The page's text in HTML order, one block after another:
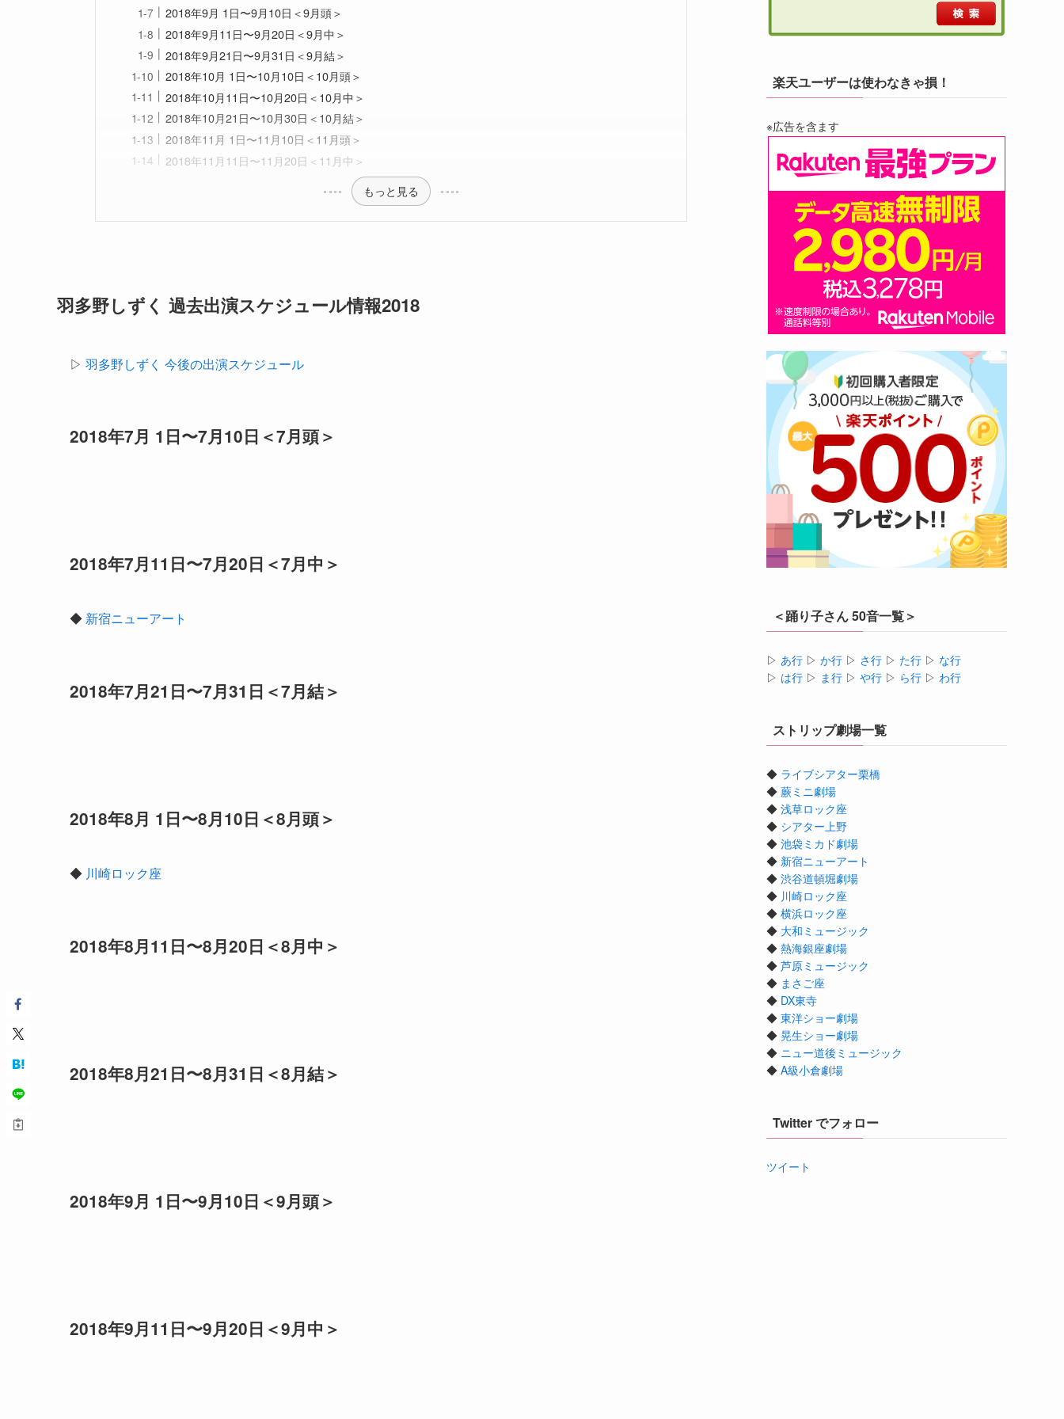
2018年9月 1日〜9月10日＜9月頭＞
2018年9月11日〜9月20日＜9月中＞
2018年9月21日〜9月31日＜9月結＞
2018年10月 1日〜10月10日＜10月頭＞
2018年10月11日〜10月20日＜10月中＞
2018年10月21日〜10月30日＜10月結＞
2018年11月 1日〜11月10日＜11月頭＞
2018年11月11日〜11月20日＜11月中＞
もっと見る
羽多野しずく 過去出演スケジュール情報2018
▷ 羽多野しずく 今後の出演スケジュール
2018年7月 1日〜7月10日＜7月頭＞
2018年7月11日〜7月20日＜7月中＞
◆ 新宿ニューアート
2018年7月21日〜7月31日＜7月結＞
2018年8月 1日〜8月10日＜8月頭＞
◆ 川崎ロック座
2018年8月11日〜8月20日＜8月中＞
2018年8月21日〜8月31日＜8月結＞
2018年9月 1日〜9月10日＜9月頭＞
2018年9月11日〜9月20日＜9月中＞
楽天ユーザーは使わなきゃ損！
※広告を含ます
＜踊り子さん 50音一覧＞
▷ あ行 ▷ か行 ▷ さ行 ▷ た行 ▷ な行
▷ は行 ▷ ま行 ▷ や行 ▷ ら行 ▷ わ行
ストリップ劇場一覧
◆ ライブシアター栗橋
◆ 蕨ミニ劇場
◆ 浅草ロック座
◆ シアター上野
◆ 池袋ミカド劇場
◆ 新宿ニューアート
◆ 渋谷道頓堀劇場
◆ 川崎ロック座
◆ 横浜ロック座
◆ 大和ミュージック
◆ 熱海銀座劇場
◆ 芦原ミュージック
◆ まさご座
◆ DX東寺
◆ 東洋ショー劇場
◆ 晃生ショー劇場
◆ ニュー道後ミュージック
◆ A級小倉劇場
Twitter でフォロー
ツイート